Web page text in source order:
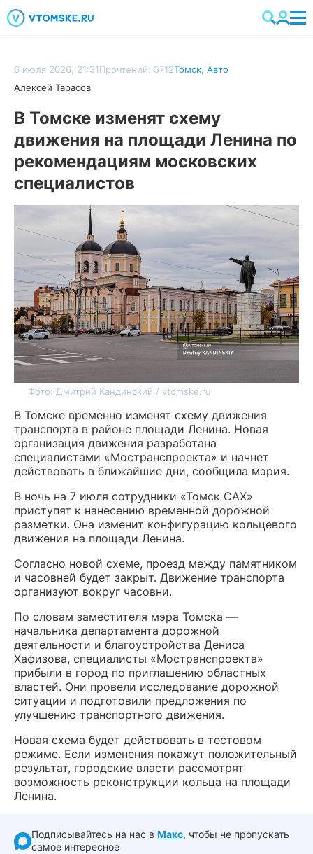
6 июля 2026, 21:31Прочтений: 5712Томск, Авто
Алексей Тарасов
В Томске изменят схему
движения на площади Ленина по
рекомендациям московских
специалистов
Фото: Дмитрий Кандинский / vtomske.ru
В Томске временно изменят схему движения
транспорта в районе площади Ленина. Новая
организация движения разработана
специалистами «Мостранспроекта» и начнет
действовать в ближайшие дни, сообщила мэрия.
В ночь на 7 июля сотрудники «Томск САХ»
приступят к нанесению временной дорожной
разметки. Она изменит конфигурацию кольцевого
движения на площади Ленина.
Согласно новой схеме, проезд между памятником
и часовней будет закрыт. Движение транспорта
организуют вокруг часовни.
По словам заместителя мэра Томска —
начальника департамента дорожной
деятельности и благоустройства Дениса
Хафизова, специалисты «Мостранспроекта»
прибыли в город по приглашению областных
властей. Они провели исследование дорожной
ситуации и подготовили предложения по
улучшению транспортного движения.
Новая схема будет действовать в тестовом
режиме. Если изменения покажут положительный
результат, городские власти рассмотрят
возможность реконструкции кольца на площади
Ленина.
Подписывайтесь на нас в Макс, чтобы не пропускать
самое интересное